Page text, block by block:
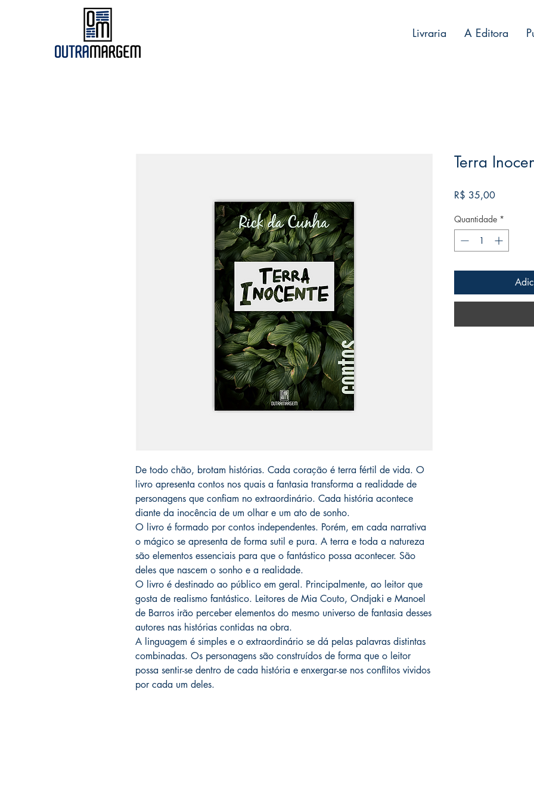
Livraria A Editora
De todo chão, brotam histórias. Cada coração é terra fértil de vida. O
livro apresenta contos nos quais a fantasia transforma a realidade de
personagens que confiam no extraordinário. Cada história acontece
diante da inocência de um olhar e um ato de sonho.
O livro é formado por contos independentes. Porém, em cada narrativa
o mágico se apresenta de forma sutil e pura. A terra e toda a natureza
são elementos essenciais para que o fantástico possa acontecer. São
deles que nascem o sonho e a realidade.
O livro é destinado ao público em geral. Principalmente, ao leitor que
gosta de realismo fantástico. Leitores de Mia Couto, Ondjaki e Manoel
de Barros irão perceber elementos do mesmo universo de fantasia desses
autores nas histórias contidas na obra.
A linguagem é simples e o extraordinário se dá pelas palavras distintas
combinadas. Os personagens são construídos de forma que o leitor
possa sentir-se dentro de cada história e enxergar-se nos conflitos vividos
por cada um deles.
Terra
R$ 35,00Preço
Quantidade *